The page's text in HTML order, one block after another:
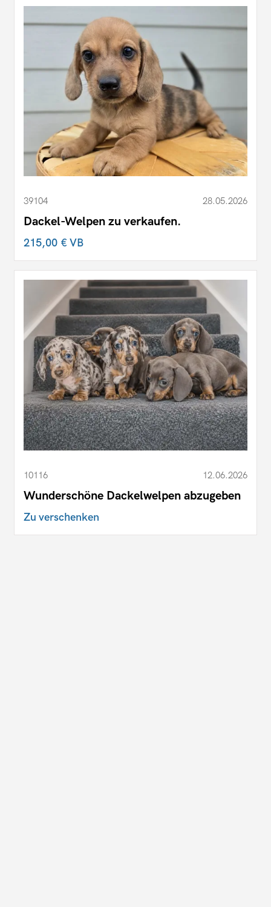
39104 28.05.2026
Dackel-Welpen zu verkaufen.
215,00 €VB
10116 12.06.2026
Wunderschöne Dackelwelpen abzugeben
Zu verschenken